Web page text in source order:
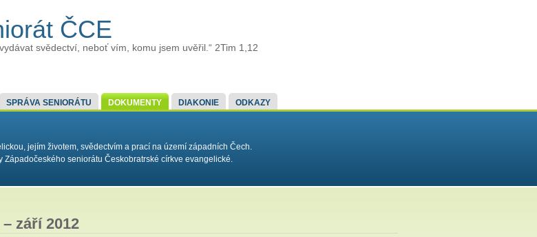
ČCE
svědectví, neboť vím, komu jsem uvěřil.“ 2Tim 1,12
SPRÁVA SENIORÁTU DOKUMENTY DIAKONIE ODKAZY
jejím životem, svědectvím a prací na území západních Čech.
seniorátu Českobratrské církve evangelické.
září 2012